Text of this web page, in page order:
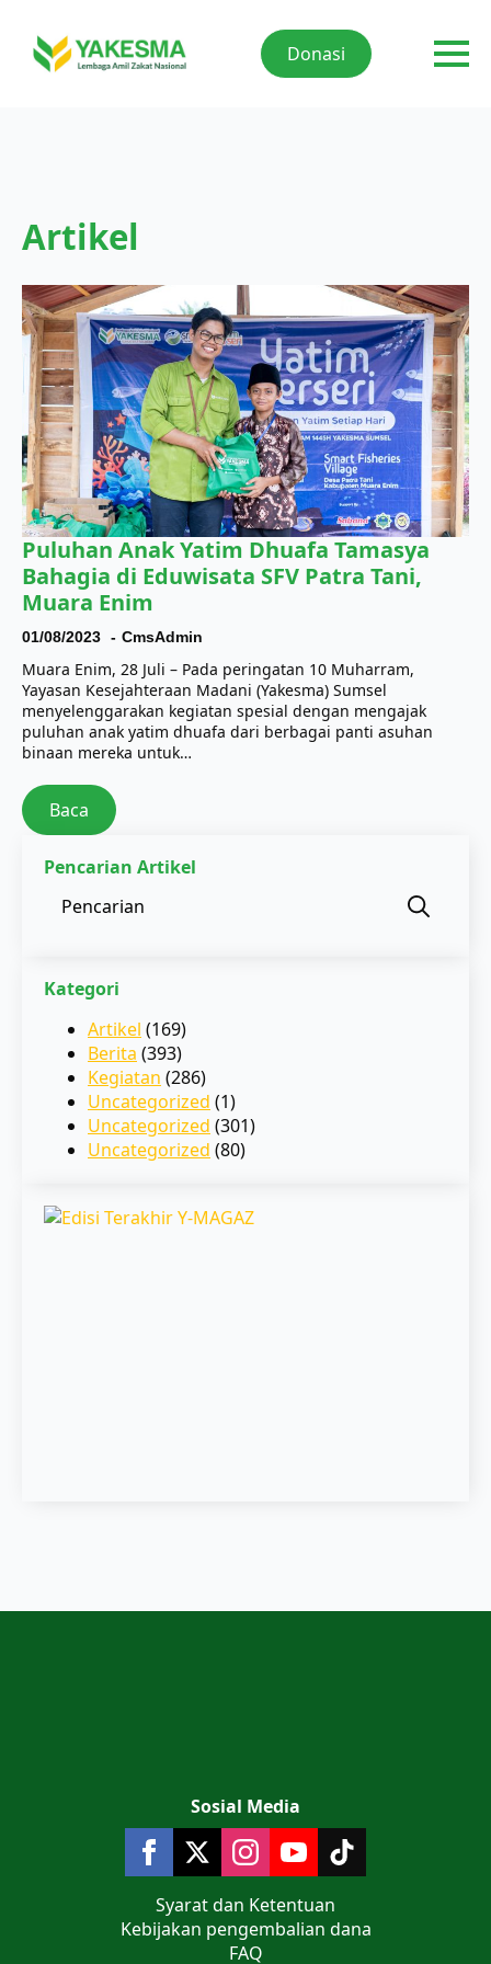
Donasi
Artikel
Puluhan Anak Yatim Dhuafa Tamasya
Bahagia di Eduwisata SFV Patra Tani,
Muara Enim
01/08/2023 CmsAdmin
Muara Enim, 28 Juli – Pada peringatan 10 Muharram,
Yayasan Kesejahteraan Madani (Yakesma) Sumsel
menyelenggarakan kegiatan spesial dengan mengajak
puluhan anak yatim dhuafa dari berbagai panti asuhan
binaan mereka untuk…
Baca
Pencarian Artikel
Kategori
Artikel (169)
Berita (393)
Kegiatan (286)
Uncategorized (1)
Uncategorized (301)
Uncategorized (80)
Sosial Media
Syarat dan Ketentuan
Kebijakan pengembalian dana
FAQ